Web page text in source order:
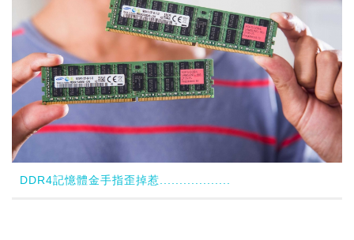
DDR4記憶體金手指歪掉惹..................